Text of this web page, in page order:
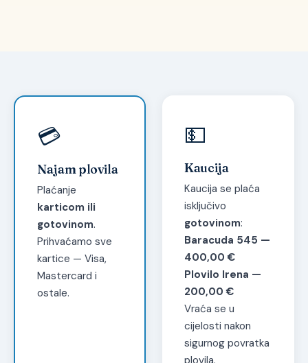
💳
Najam plovila
Plaćanje
karticom ili
gotovinom.
Prihvaćamo sve
kartice — Visa,
Mastercard i
ostale.
💵
Kaucija
Kaucija se plaća
isključivo
gotovinom:
Baracuda 545 —
400,00 €
Plovilo Irena —
200,00 €
Vraća se u
cijelosti nakon
sigurnog povratka